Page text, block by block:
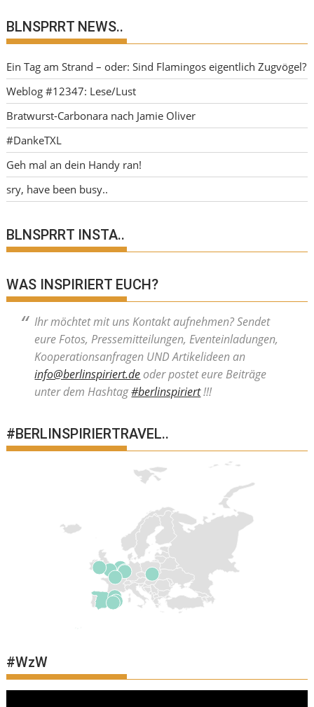
BLNSPRRT NEWS..
Ein Tag am Strand – oder: Sind Flamingos eigentlich Zugvögel?
Weblog #12347: Lese/Lust
Bratwurst-Carbonara nach Jamie Oliver
#DankeTXL
Geh mal an dein Handy ran!
sry, have been busy..
BLNSPRRT INSTA..
WAS INSPIRIERT EUCH?
Ihr möchtet mit uns Kontakt aufnehmen? Sendet
eure Fotos, Pressemitteilungen, Eventeinladungen,
Kooperationsanfragen UND Artikelideen an
info@berlinspiriert.deoder postet eure Beiträge
unter dem Hashtag#berlinspiriert!!!
#BERLINSPIRIERTRAVEL..
#WzW